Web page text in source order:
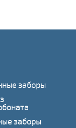
заборы
заборы